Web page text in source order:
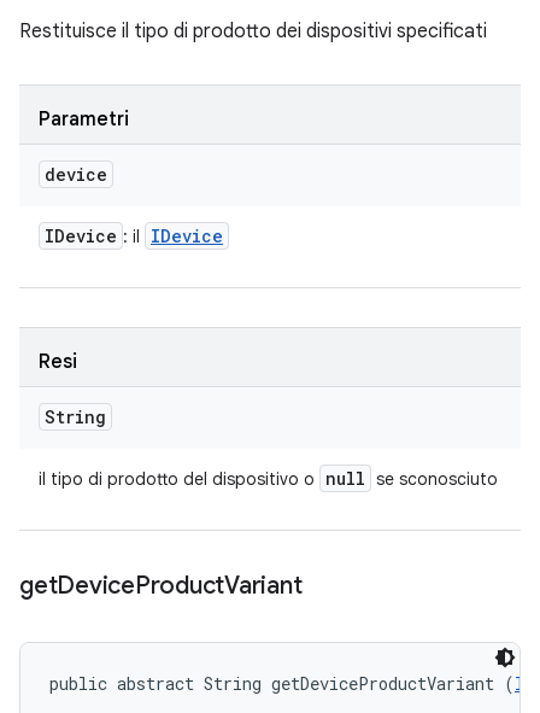
Restituisce il tipo di prodotto dei dispositivi specificati
Parametri
device
IDevice : il IDevice
Resi
String
il tipo di prodotto del dispositivo o null se sconosciuto
getDeviceProductVariant
public abstract String getDeviceProductVariant (